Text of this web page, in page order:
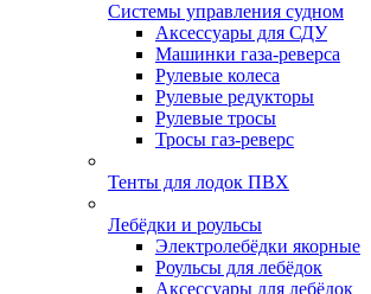
Системы управления судном
Аксессуары для СДУ
Машинки газа-реверса
Рулевые колеса
Рулевые редукторы
Рулевые тросы
Тросы газ-реверс
Тенты для лодок ПВХ
Лебёдки и роульсы
Электролебёдки якорные
Роульсы для лебёдок
Аксессуары для лебёдок